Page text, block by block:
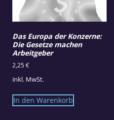
Das Europa der Konzerne:
Die Gesetze machen
Arbeitgeber
2,25€
inkl. MwSt.
In den Warenkorb